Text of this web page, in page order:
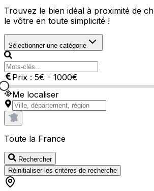
Trouvez le bien idéal à proximité de
le vôtre en toute simplicité !
Sélectionner une catégorie
Prix : 5€ - 1000€
Me localiser
Toute la France
Rechercher
Réinitialiser les critères de recherche